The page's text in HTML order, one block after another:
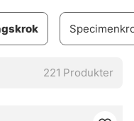
221 Produkter